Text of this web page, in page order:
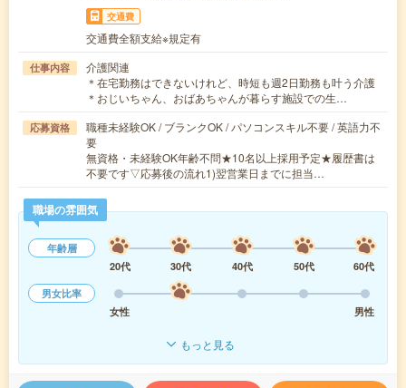
交通費
交通費全額支給※規定有
仕事内容
介護関連
＊在宅勤務はできないけれど、時短も週2日勤務も叶う介護
＊おじいちゃん、おばあちゃんが暮らす施設での生…
応募資格
職種未経験OK / ブランクOK / パソコンスキル不要 / 英語力不
要
無資格・未経験OK年齢不問★10名以上採用予定★履歴書は
不要です▽応募後の流れ1)翌営業日までに担当…
職場の雰囲気
年齢層
20代
30代 40代 50代
60代
男女比率
女性
男性
もっと見る